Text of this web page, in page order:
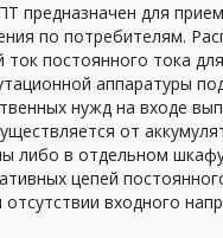
предназначен для
по потребителям.
постоянного тока
аппаратуры
нужд на входе
от
либо в отдельном
цепей
отсутствии входного